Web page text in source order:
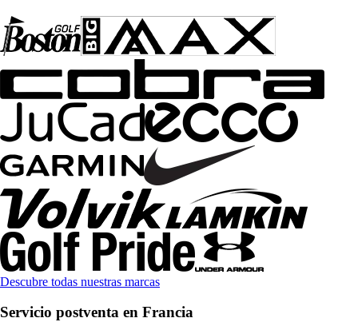
Descubre todas nuestras marcas
Servicio postventa en Francia